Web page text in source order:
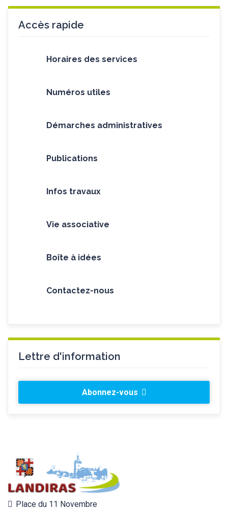
Accès rapide
Horaires des services
Numéros utiles
Démarches administratives
Publications
Infos travaux
Vie associative
Boîte à idées
Contactez-nous
Lettre d'information
Abonnez-vous
Place du 11 Novembre